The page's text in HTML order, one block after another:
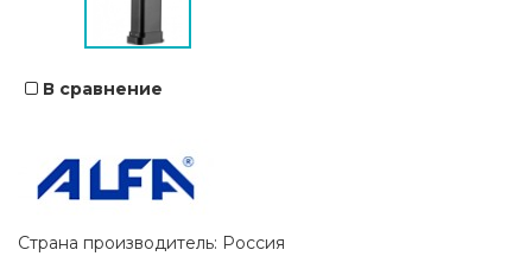
В сравнение
Страна производитель: Россия